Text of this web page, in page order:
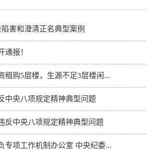
害和澄清正名典型案例
通报！
租购5层楼，生源不足3层楼闲...
中央八项规定精神典型问题
反中央八项规定精神典型问题
专项工作机制办公室 中央纪委...